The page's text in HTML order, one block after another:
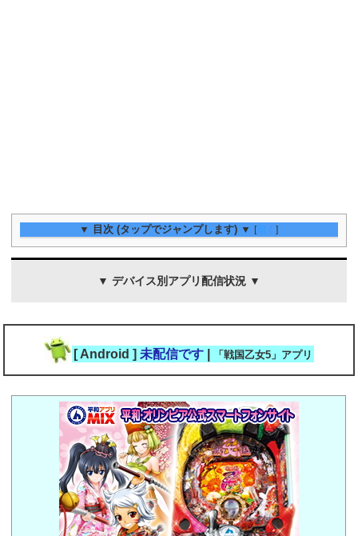
▼ 目次 (タップでジャンプします) ▼ [開く]
▼ デバイス別アプリ配信状況 ▼
[ Android ] 未配信です| 「戦国乙女5」アプリ